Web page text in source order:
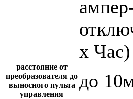
х Час)
расстояние от
преобразователя до
выносного пульта
управления
до